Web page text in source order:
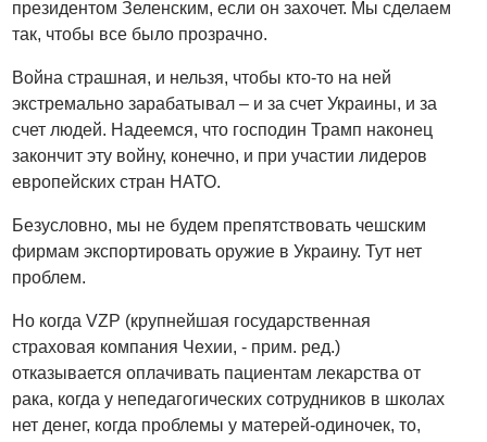
президентом Зеленским, если он захочет. Мы сделаем
так, чтобы все было прозрачно.
Война страшная, и нельзя, чтобы кто-то на ней
экстремально зарабатывал – и за счет Украины, и за
счет людей. Надеемся, что господин Трамп наконец
закончит эту войну, конечно, и при участии лидеров
европейских стран НАТО.
Безусловно, мы не будем препятствовать чешским
фирмам экспортировать оружие в Украину. Тут нет
проблем.
Но когда VZP (крупнейшая государственная
страховая компания Чехии, - прим. ред.)
отказывается оплачивать пациентам лекарства от
рака, когда у непедагогических сотрудников в школах
нет денег, когда проблемы у матерей-одиночек, то,